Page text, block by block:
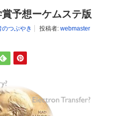
予想ーケムステ版
のつぶやき 投稿者: webmaster